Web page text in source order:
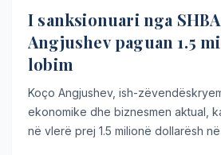
I sanksionuari nga
Angjushev paguan 1.5
lobim
Koço Angjushev, ish-
ekonomike dhe biznesmen aktual,
në vlerë prej 1.5 milionë dollarësh